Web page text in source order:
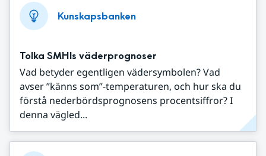
Kunskapsbanken
Tolka SMHIs väderprognoser
Vad betyder egentligen vädersymbolen? Vad
avser ”känns som”-temperaturen, och hur ska du
förstå nederbördsprognosens procentsiffror? I
denna vägled...